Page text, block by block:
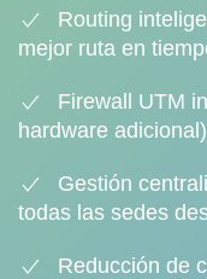
Routing
mejor ruta en
Firewall UTM
hardware adicional)
Gestión
todas las sedes
Reducción de